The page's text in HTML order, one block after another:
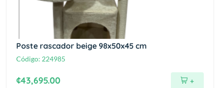
Poste rascador beige 98x50x45 cm
Código: 224985
¢43,695.00 +